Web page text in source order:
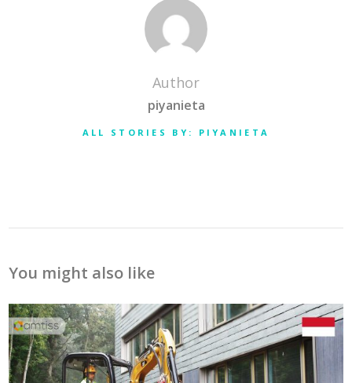
Author
piyanieta
ALL STORIES BY: PIYANIETA
You might also like